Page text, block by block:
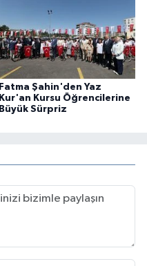
Fatma Şahin'den Yaz
Kur'an Kursu Öğrencilerine
Büyük Sürpriz